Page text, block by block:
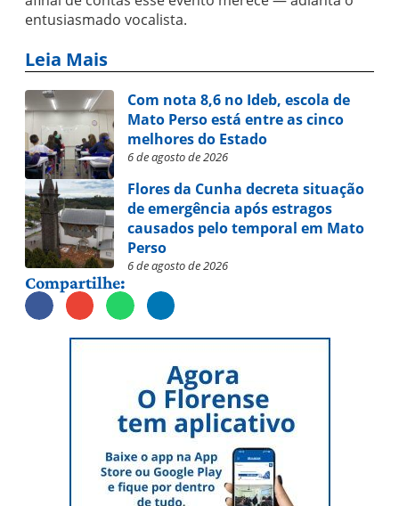
entusiasmado vocalista.
Leia Mais
Com nota 8,6 no Ideb, escola de
Mato Perso está entre as cinco
melhores do Estado
6 de agosto de 2026
Flores da Cunha decreta situação
de emergência após estragos
causados pelo temporal em Mato
Perso
6 de agosto de 2026
Compartilhe: